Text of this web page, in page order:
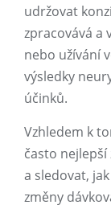
udržovat
zpracovává a
nebo užívání
výsledky
účinků.
Vzhledem k
často
a sledovat,
změny